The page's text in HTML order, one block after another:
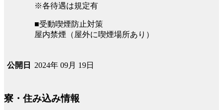
※各待遇は規定有
■受動喫煙防止対策
屋内禁煙（屋外に喫煙場所あり）
公開日 2024年 09月 19日
寮・住み込み情報